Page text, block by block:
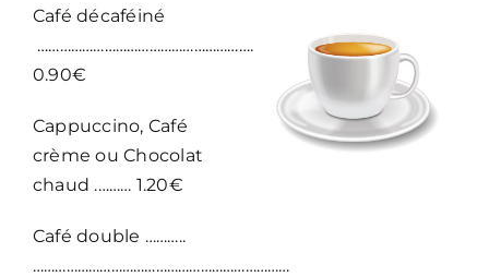
Café décaféiné
…………………………………………………………………
0.90€
Cappuccino, Café
crème ou Chocolat
chaud .……… 1.20€
Café double ………..
……………………………………………………………